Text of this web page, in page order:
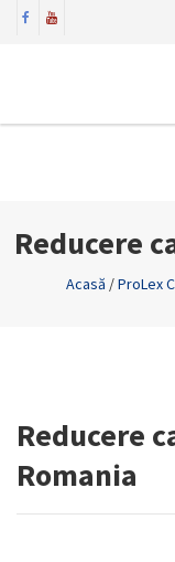
Reducere
Acasă /ProLex
Reducere
Romania